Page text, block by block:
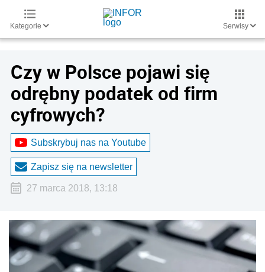
Kategorie Serwisy
Czy w Polsce pojawi się
odrębny podatek od firm
cyfrowych?
Subskrybuj nas na Youtube
Zapisz się na newsletter
27 marca 2018, 13:18